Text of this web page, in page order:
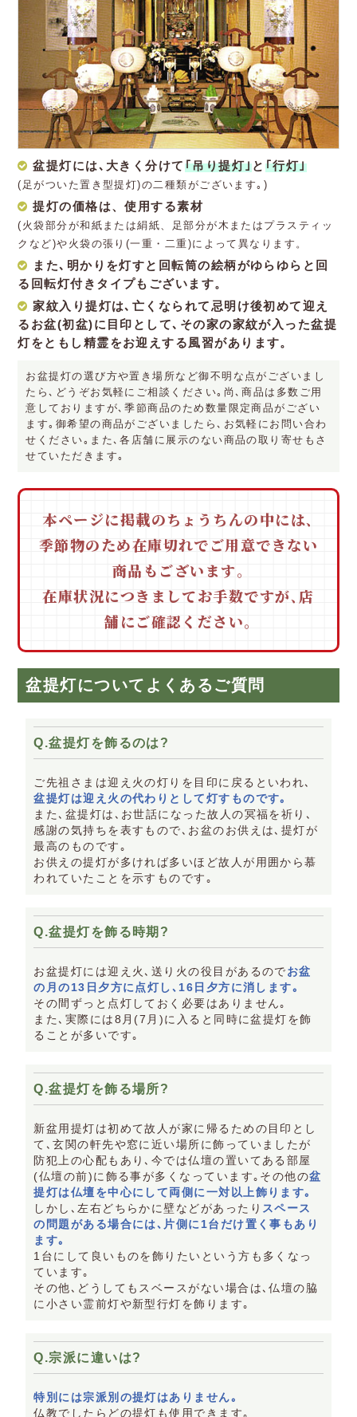
盆提灯には､大きく分けて｢吊り提灯｣と ｢行灯｣
(足がついた置き型提灯)の二種類がございます｡)
提灯の価格は、使用する素材
(火袋部分が和紙または絹紙、足部分が木またはプラスティッ
クなど)や火袋の張り(一重・二重)によって異なります。
また､明かりを灯すと回転筒の絵柄がゆらゆらと回
る回転灯付きタイプもございます。
家紋入り提灯は､亡くなられて忌明け後初めて迎え
るお盆(初盆)に目印として､その家の家紋が入った盆提
灯をともし精霊をお迎えする風習があります。
お盆提灯の選び方や置き場所など御不明な点がございまし
たら､どうぞお気軽にご相談ください｡尚､商品は多数ご用
意しておりますが､季節商品のため数量限定商品がござい
ます｡御希望の商品がございましたら､お気軽にお問い合わ
せください｡また､各店舗に展示のない商品の取り寄せもさ
せていただきます｡
本ページに掲載のちょうちんの中には､
季節物のため在庫切れでご用意できない
商品もございます｡
在庫状況につきましてお手数ですが､店
舗にご確認ください｡
盆提灯についてよくあるご質問
Q.盆提灯を飾るのは?
ご先祖さまは迎え火の灯りを目印に戻るといわれ､
盆提灯は迎え火の代わりとして灯すものです｡
また､盆提灯は､お世話になった故人の冥福を祈り､
感謝の気持ちを表すもので､お盆のお供えは､提灯が
最高のものです｡
お供えの提灯が多ければ多いほど故人が用囲から慕
われていたことを示すものです｡
Q.盆提灯を飾る時期?
お盆提灯には迎え火､送り火の役目があるので お盆
の月の13日夕方に点灯し､16日夕方に消します｡
その間ずっと点灯しておく必要はありません｡
また､実際には8月(7月)に入ると同時に盆提灯を飾
ることが多いです｡
Q.盆提灯を飾る場所?
新盆用提灯は初めて故人が家に帰るための目印とし
て､玄関の軒先や窓に近い場所に飾っていましたが
防犯上の心配もあり､今では仏壇の置いてある部屋
(仏壇の前)に飾る事が多くなっています｡その他の盆
提灯は仏壇を中心にして両側に一対以上飾ります｡
しかし､左右どちらかに壁などがあったり スペース
の問題がある場合には､片側に1台だけ置く事もあり
ます｡
1台にして良いものを飾りたいという方も多くなっ
ています｡
その他､どうしてもスベースがない場合は､仏壇の脇
に小さい霊前灯や新型行灯を飾ります｡
Q.宗派に違いは?
特別には宗派別の提灯はありません｡
仏教でしたらどの提灯も使用できます｡